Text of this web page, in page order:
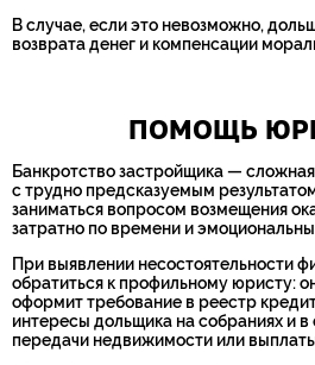
В случае, если это невозможно,
возврата денег и компенсации
ПОМОЩЬ
Банкротство застройщика —
с трудно предсказуемым
заниматься вопросом возмещения
затратно по времени и
При выявлении несостоятельности
обратиться к профильному юристу:
оформит требование в реестр
интересы дольщика на собраниях и в
передачи недвижимости или